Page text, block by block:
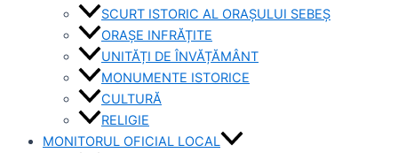
SCURT ISTORIC AL ORAȘULUI SEBEȘ
ORAȘE INFRĂȚITE
UNITĂȚI DE ÎNVĂȚĂMÂNT
MONUMENTE ISTORICE
CULTURĂ
RELIGIE
MONITORUL OFICIAL LOCAL